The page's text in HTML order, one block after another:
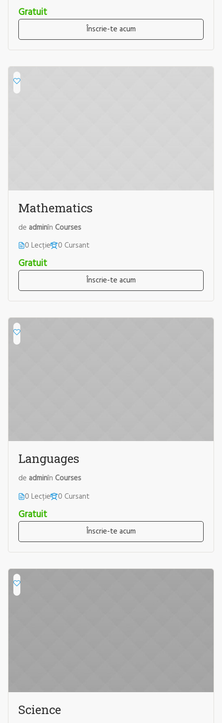
Gratuit
Înscrie-te acum
Mathematics
de adminîn Courses
0 Lecție
0 Cursant
Gratuit
Înscrie-te acum
Languages
de adminîn Courses
0 Lecție
0 Cursant
Gratuit
Înscrie-te acum
Science